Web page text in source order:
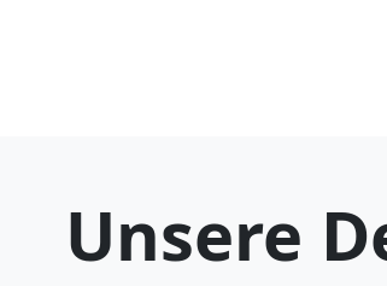
Unsere